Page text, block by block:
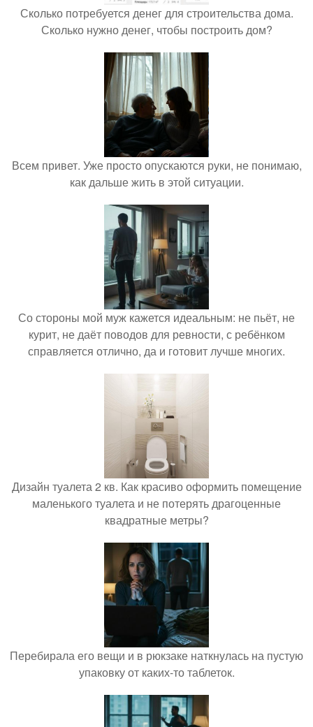
Сколько потребуется денег для строительства дома.
Сколько нужно денег, чтобы построить дом?
Всем привет. Уже просто опускаются руки, не понимаю,
как дальше жить в этой ситуации.
Со стороны мой муж кажется идеальным: не пьёт, не
курит, не даёт поводов для ревности, с ребёнком
справляется отлично, да и готовит лучше многих.
Дизайн туалета 2 кв. Как красиво оформить помещение
маленького туалета и не потерять драгоценные
квадратные метры?
Перебирала его вещи и в рюкзаке наткнулась на пустую
упаковку от каких-то таблеток.